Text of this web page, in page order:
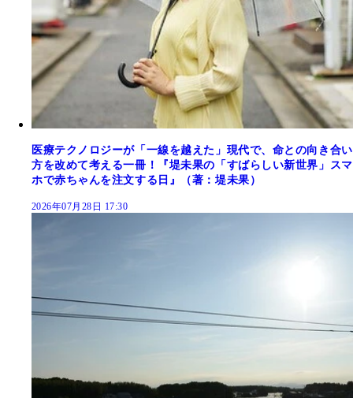
医療テクノロジーが「一線を越えた」現代で、命との向き合い
方を改めて考える一冊！『堤未果の「すばらしい新世界」スマ
ホで赤ちゃんを注文する日』（著：堤未果）
2026年07月28日 17:30